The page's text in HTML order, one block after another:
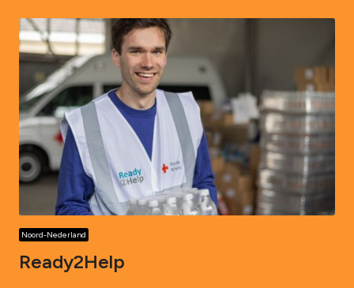
Noord-Nederland
Ready2Help